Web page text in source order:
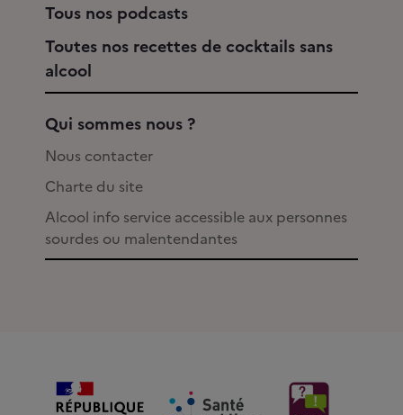
Tous nos podcasts
Toutes nos recettes de cocktails sans
alcool
Qui sommes nous ?
Nous contacter
Charte du site
Alcool info service accessible aux personnes
sourdes ou malentendantes